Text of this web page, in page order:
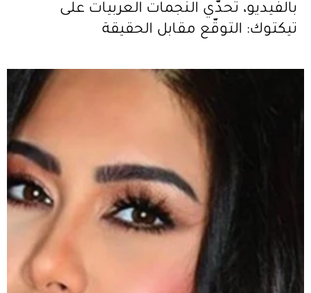
بالفيديو، تحدّي النجمات العربيات على
تيكتوك: التوقّع مقابل الحقيقة